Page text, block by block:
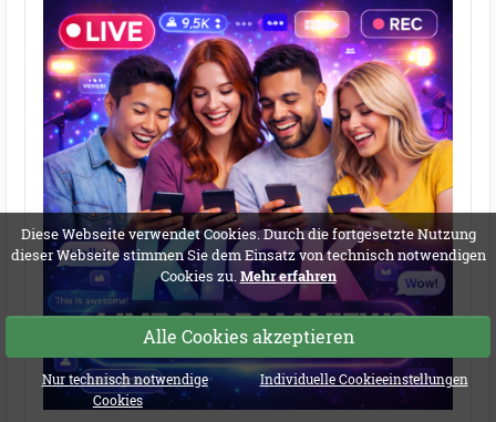
Diese Webseite verwendet Cookies. Durch die fortgesetzte Nutzung
dieser Webseite stimmen Sie dem Einsatz von technisch notwendigen
Cookies zu. Mehr erfahren
Alle Cookies akzeptieren
Nur technisch notwendige
Cookies
Individuelle Cookieeinstellungen